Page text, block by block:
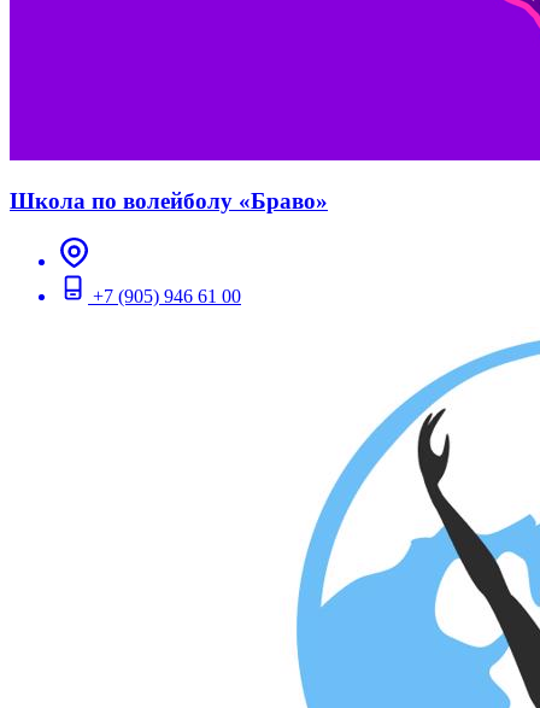
Школа по волейболу «Браво»
+7 (905) 946 61 00